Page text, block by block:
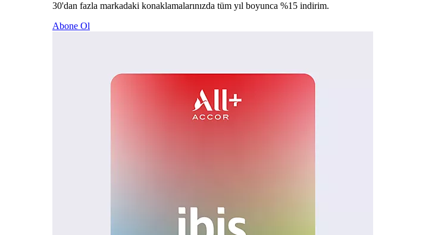
30'dan fazla markadaki konaklamalarınızda tüm yıl boyunca %15 indirim.
Abone Ol